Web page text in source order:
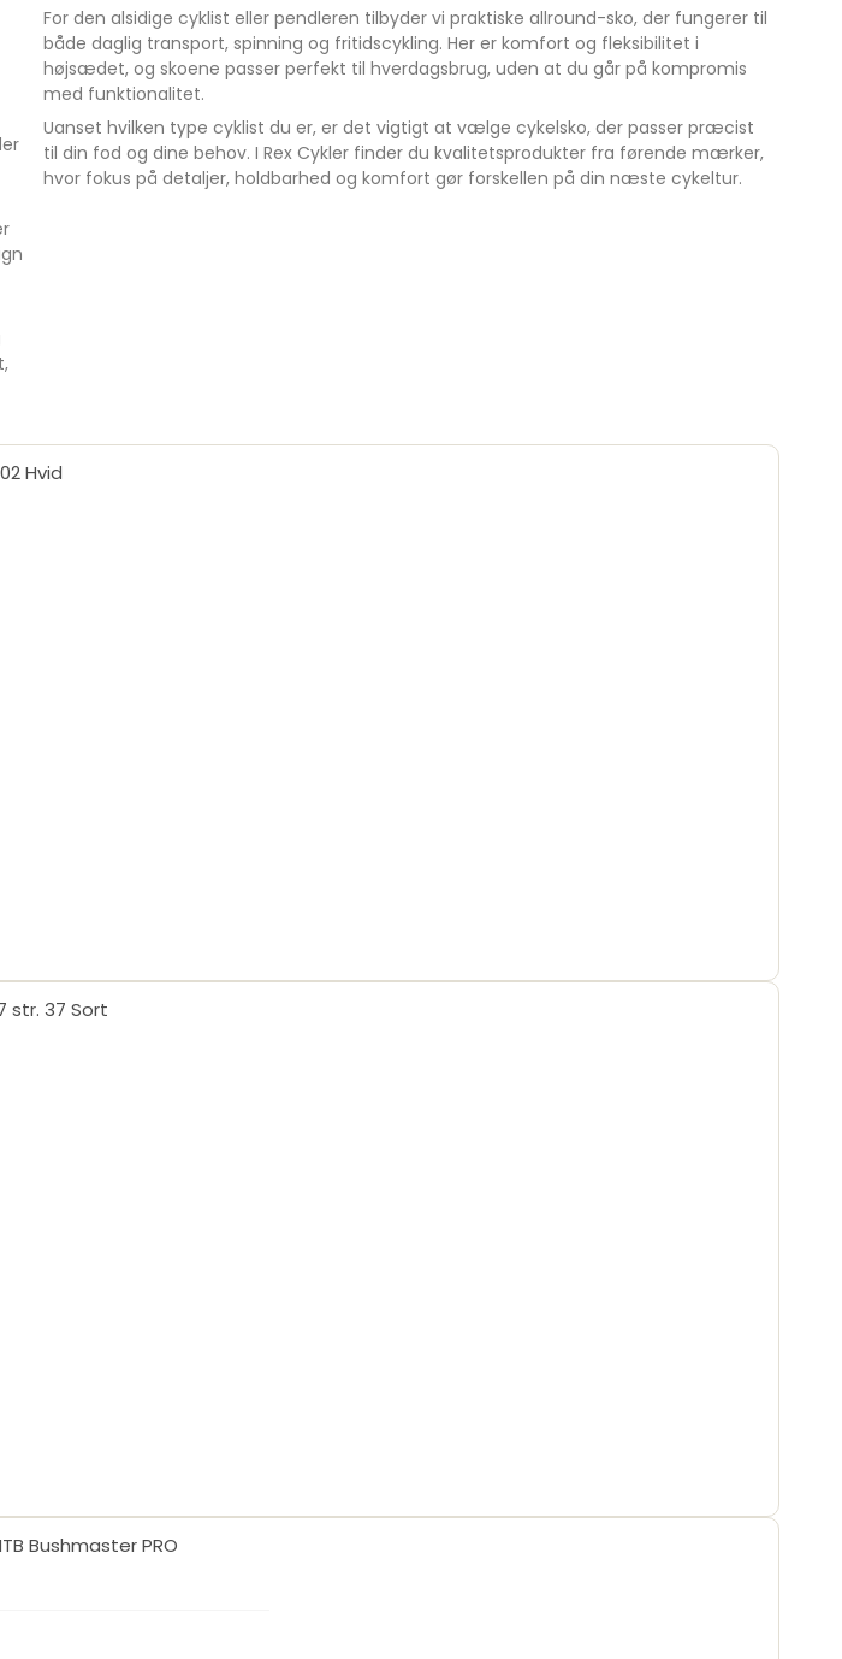
For den alsidige cyklist eller pendleren tilbyder vi praktiske allround-sko, der fungerer til
både daglig transport, spinning og fritidscykling. Her er komfort og fleksibilitet i
højsædet, og skoene passer perfekt til hverdagsbrug, uden at du går på kompromis
med funktionalitet.
Uanset hvilken type cyklist du er, er det vigtigt at vælge cykelsko, der passer præcist
til din fod og dine behov. I Rex Cykler finder du kvalitetsprodukter fra førende mærker,
hvor fokus på detaljer, holdbarhed og komfort gør forskellen på din næste cykeltur.
Hvid
str. 37 Sort
Bushmaster PRO